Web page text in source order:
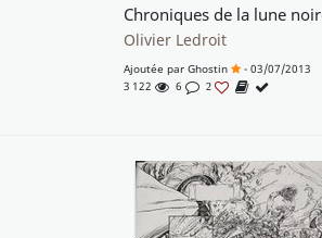
Olivier Ledroit
Ajoutée par Ghostin
- 03/07/2013
3 122
6 2